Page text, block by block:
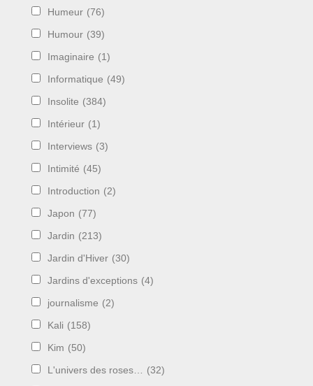
Humeur (76)
Humour (39)
Imaginaire (1)
Informatique (49)
Insolite (384)
Intérieur (1)
Interviews (3)
Intimité (45)
Introduction (2)
Japon (77)
Jardin (213)
Jardin d'Hiver (30)
Jardins d'exceptions (4)
journalisme (2)
Kali (158)
Kim (50)
L'univers des roses… (32)